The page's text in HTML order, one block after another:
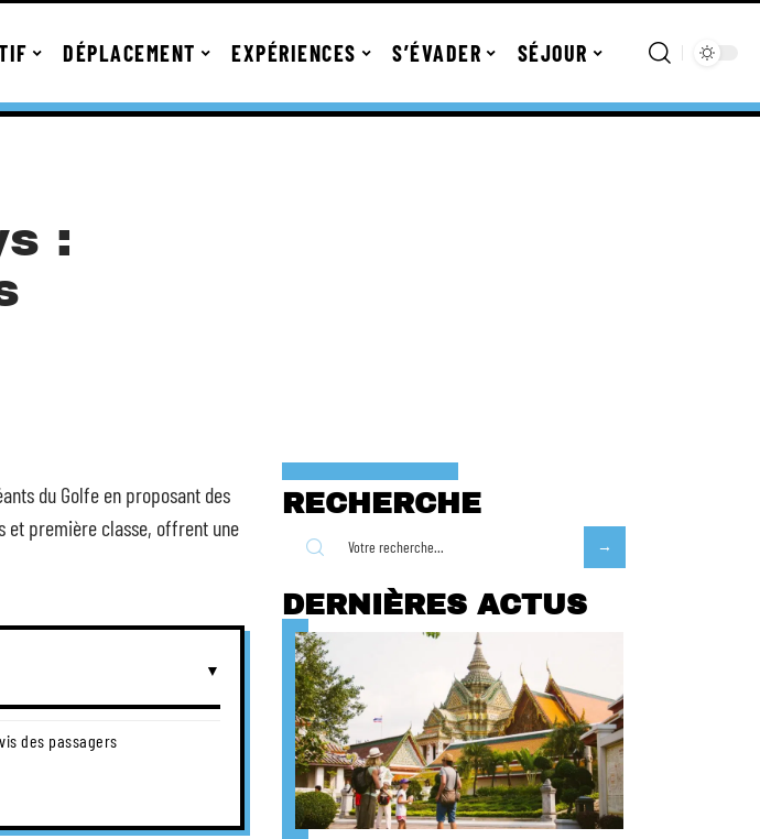
DÉPLACEMENT EXPÉRIENCES S’ÉVADER SÉJOUR
:
du Golfe en proposant des
et première classe, offrent une
des passagers
RECHERCHE
DERNIÈRES ACTUS